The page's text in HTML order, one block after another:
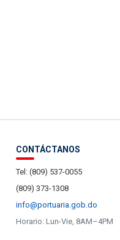
CONTÁCTANOS
Tel: (809) 537-0055
(809) 373-1308
info@portuaria.gob.do
Horario: Lun-Vie, 8AM–4PM